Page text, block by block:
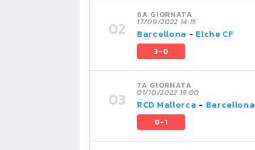
6A GIORNATA
17/09/2022 14:15
Barcellona - Elche CF
3-0
7A GIORNATA
01/10/2022 19:00
RCD Mallorca - Barcellona
0-1